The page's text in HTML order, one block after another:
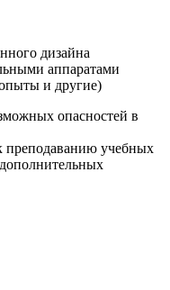
дизайна
аппаратами
и другие)
опасностей в
преподаванию учебных